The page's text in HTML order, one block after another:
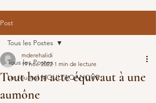
Post
Tous les Postes
Le Journal MOULTAQANOUR
Tous les Postes
Tout bon acte équivaut à une
aumône
mderehalidi
19 nov. 2022 1 min de lecture